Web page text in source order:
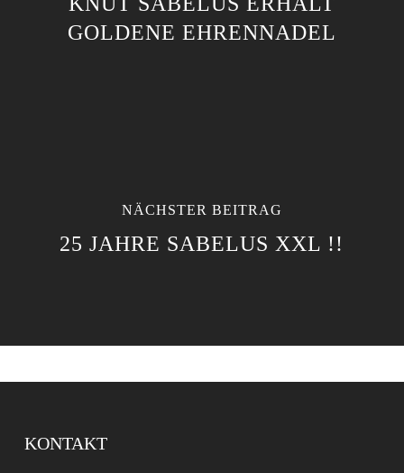
GOLDENE EHRENNADEL
NÄCHSTER BEITRAG
25 JAHRE SABELUS XXL !!
KONTAKT